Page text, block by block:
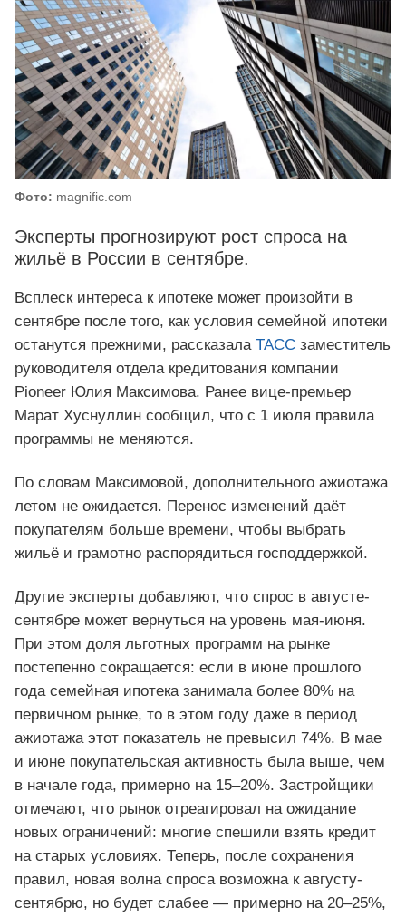
Фото: magnific.com
Эксперты прогнозируют рост спроса на
жильё в России в сентябре.
Всплеск интереса к ипотеке может произойти в
сентябре после того, как условия семейной ипотеки
останутся прежними, рассказала ТАСС заместитель
руководителя отдела кредитования компании
Pioneer Юлия Максимова. Ранее вице-премьер
Марат Хуснуллин сообщил, что с 1 июля правила
программы не меняются.
По словам Максимовой, дополнительного ажиотажа
летом не ожидается. Перенос изменений даёт
покупателям больше времени, чтобы выбрать
жильё и грамотно распорядиться господдержкой.
Другие эксперты добавляют, что спрос в августе-
сентябре может вернуться на уровень мая-июня.
При этом доля льготных программ на рынке
постепенно сокращается: если в июне прошлого
года семейная ипотека занимала более 80% на
первичном рынке, то в этом году даже в период
ажиотажа этот показатель не превысил 74%. В мае
и июне покупательская активность была выше, чем
в начале года, примерно на 15–20%. Застройщики
отмечают, что рынок отреагировал на ожидание
новых ограничений: многие спешили взять кредит
на старых условиях. Теперь, после сохранения
правил, новая волна спроса возможна к августу-
сентябрю, но будет слабее — примерно на 20–25%,